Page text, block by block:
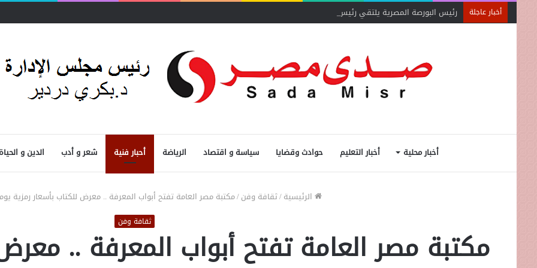
أخبار عاجلة رئيس البورصة المصرية يلتقي رئيس جهاز التمثيل التجاري
أخبار محلية أخبار التعليم حوادث وقضايا سياسة و اقتصاد الرياضة أحبار فنية شعر و أدب الدين و الحياة
الرئيسية/ثقافة وفن/مكتبة مصر العامة تفتح أبواب المعرفة .. معرض للكتاب بأسعار رمزية يومي 12 و13
ثقافة وفن
مكتبة مصر العامة تفتح أبواب المعرفة ..